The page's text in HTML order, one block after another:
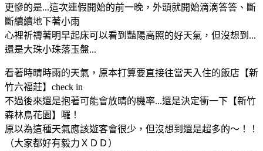
更慘的是...這次連假開始的前一晚，外頭就開始滴滴答答、斷
斷續續地下著小雨
心裡祈禱著明早起床可以看到豔陽高照的好天氣，但沒想到...
還是大珠小珠落玉盤...
看著時晴時雨的天氣，原本打算要直接往當天入住的飯店【新
竹六福莊】check in
不過後來還是抱著可能會放晴的機率...還是決定衝一下【新竹
森林鳥花園】囉！
原以為這種天氣應該遊客會很少，但沒想到還是超多的～！！
（大家都好有毅力ＸＤＤ）